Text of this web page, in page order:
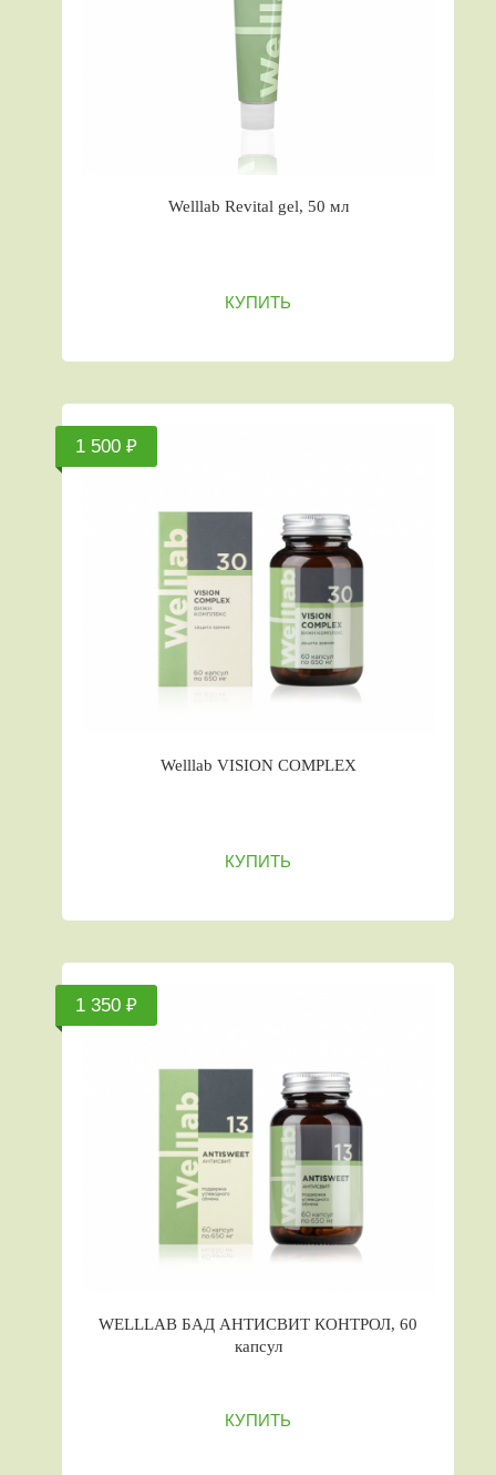
Welllab Revital gel, 50 мл
КУПИТЬ
1 500 ₽
Welllab VISION COMPLEX
КУПИТЬ
1 350 ₽
WELLLAB БАД АНТИСВИТ КОНТРОЛ, 60
капсул
КУПИТЬ